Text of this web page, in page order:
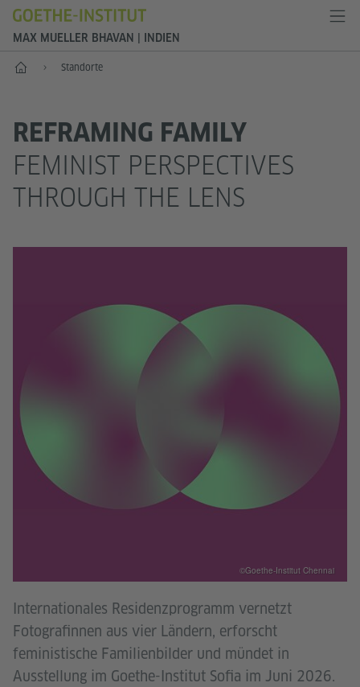
MAX MUELLER BHAVAN | INDIEN
Start Standorte
REFRAMING FAMILY
FEMINIST PERSPECTIVES
THROUGH THE LENS
©Goethe-Institut Chennai
Internationales Residenzprogramm vernetzt
Fotografinnen aus vier Ländern, erforscht
feministische Familienbilder und mündet in
Ausstellung im Goethe-Institut Sofia im Juni 2026.